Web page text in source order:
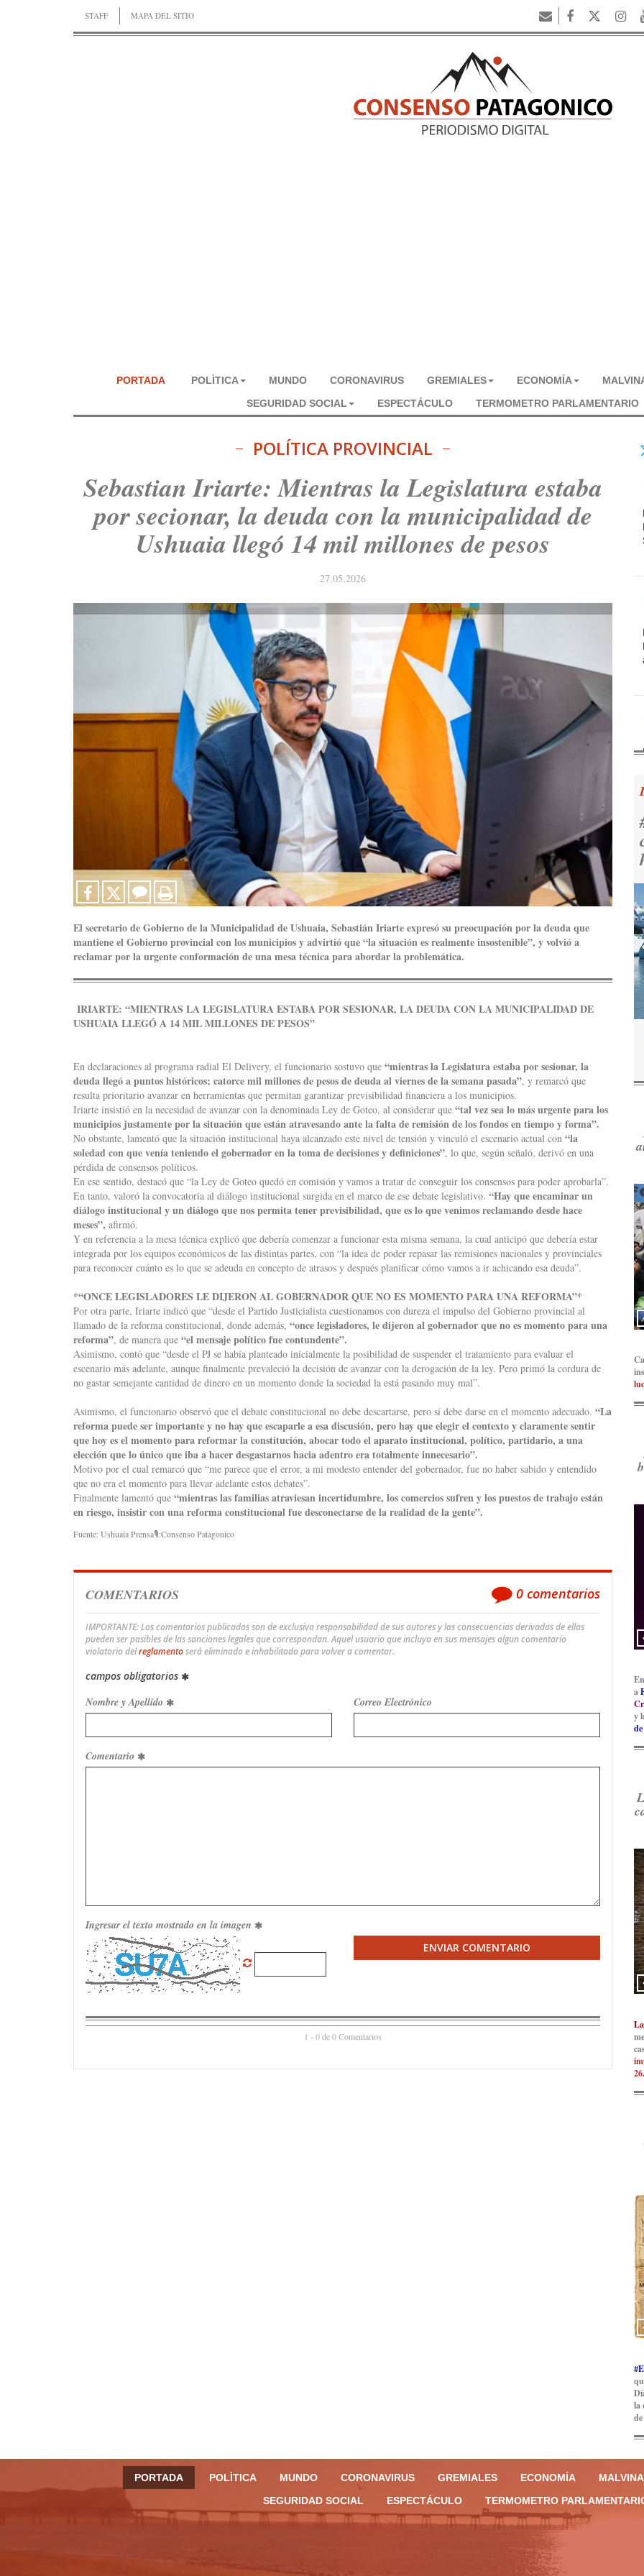
STAFF MAPA DEL SITIO
PORTADA POLÌTICA MUNDO CORONAVIRUS GREMIALES ECONOMÍA
SEGURIDAD SOCIAL
ESPECTÁCULO TERMOMETRO PARLAMENTARIO
POLÍTICA PROVINCIAL
Sebastian Iriarte: Mientras la Legislatura estaba
por secionar, la deuda con la municipalidad de
Ushuaia llegó 14 mil millones de pesos
27.05.2026
El secretario de Gobierno de la Municipalidad de Ushuaia, Sebastián Iriarte expresó su preocupación por la deuda que
mantiene el Gobierno provincial con los municipios y advirtió que “la situación es realmente insostenible”, y volvió a
reclamar por la urgente conformación de una mesa técnica para abordar la problemática.
IRIARTE: “MIENTRAS LA LEGISLATURA ESTABA POR SESIONAR, LA DEUDA CON LA MUNICIPALIDAD DE
USHUAIA LLEGÓ A 14 MIL MILLONES DE PESOS”
En declaraciones al programa radial El Delivery, el funcionario sostuvo que “mientras la Legislatura estaba por sesionar, la
deuda llegó a puntos históricos; catorce mil millones de pesos de deuda al viernes de la semana pasada”, y remarcó que
resulta prioritario avanzar en herramientas que permitan garantizar previsibilidad financiera a los municipios.
Iriarte insistió en la necesidad de avanzar con la denominada Ley de Goteo, al considerar que “tal vez sea lo más urgente para los
municipios justamente por la situación que están atravesando ante la falta de remisión de los fondos en tiempo y forma”.
No obstante, lamentó que la situación institucional haya alcanzado este nivel de tensión y vinculó el escenario actual con “la
soledad con que venía teniendo el gobernador en la toma de decisiones y definiciones”, lo que, según señaló, derivó en una
pérdida de consensos políticos.
En ese sentido, destacó que “la Ley de Goteo quedó en comisión y vamos a tratar de conseguir los consensos para poder aprobarla”.
En tanto, valoró la convocatoria al diálogo institucional surgida en el marco de ese debate legislativo. “Hay que encaminar un
diálogo institucional y un diálogo que nos permita tener previsibilidad, que es lo que venimos reclamando desde hace
meses”, afirmó.
Y en referencia a la mesa técnica explicó que debería comenzar a funcionar esta misma semana, la cual anticipó que debería estar
integrada por los equipos económicos de las distintas partes, con “la idea de poder repasar las remisiones nacionales y provinciales
para reconocer cuánto es lo que se adeuda en concepto de atrasos y después planificar cómo vamos a ir achicando esa deuda”.
*“ONCE LEGISLADORES LE DIJERON AL GOBERNADOR QUE NO ES MOMENTO PARA UNA REFORMA”*
Por otra parte, Iriarte indicó que “desde el Partido Justicialista cuestionamos con dureza el impulso del Gobierno provincial al
llamado de la reforma constitucional, donde además, “once legisladores, le dijeron al gobernador que no es momento para una
reforma”, de manera que “el mensaje político fue contundente”.
Asimismo, contó que “desde el PJ se había planteado inicialmente la posibilidad de suspender el tratamiento para evaluar el
escenario más adelante, aunque finalmente prevaleció la decisión de avanzar con la derogación de la ley. Pero primó la cordura de
no gastar semejante cantidad de dinero en un momento donde la sociedad la está pasando muy mal”.
Asimismo, el funcionario observó que el debate constitucional no debe descartarse, pero sí debe darse en el momento adecuado. “La
reforma puede ser importante y no hay que escaparle a esa discusión, pero hay que elegir el contexto y claramente sentir
que hoy es el momento para reformar la constitución, abocar todo el aparato institucional, político, partidario, a una
elección que lo único que iba a hacer desgastarnos hacia adentro era totalmente innecesario”.
Motivo por el cual remarcó que “me parece que el error, a mi modesto entender del gobernador, fue no haber sabido y entendido
que no era el momento para llevar adelante estos debates”.
Finalmente lamentó que “mientras las familias atraviesan incertidumbre, los comercios sufren y los puestos de trabajo están
en riesgo, insistir con una reforma constitucional fue desconectarse de la realidad de la gente”.
Fuente: Ushuaia Prensa🎙️:Consenso Patagonico
COMENTARIOS 0 comentarios
IMPORTANTE: Los comentarios publicados son de exclusiva responsabilidad de sus autores y las consecuencias derivadas de ellas
pueden ser pasibles de las sanciones legales que correspondan. Aquel usuario que incluya en sus mensajes algun comentario
violatorio delreglamentoserá eliminado e inhabilitado para volver a comentar.
campos obligatorios
Nombre y Apellido Correo Electrónico
Comentario
Ingresar el texto mostrado en la imagen
ENVIAR COMENTARIO
1 - 0 de 0 Comentarios
a
y
la
PORTADA POLÌTICA MUNDO CORONAVIRUS GREMIALES ECONOMÍA
SEGURIDAD SOCIAL
ESPECTÁCULO TERMOMETRO